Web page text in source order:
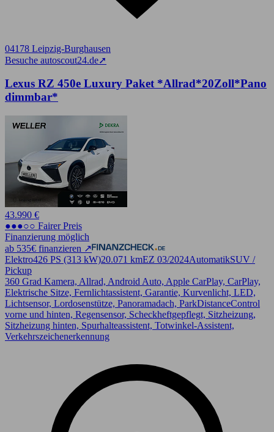
04178 Leipzig-Burghausen
Besuche autoscout24.de➚
Lexus RZ 450e Luxury Paket *Allrad*20Zoll*Pano
dimmbar*
43.990 €
●●●○○ Fairer Preis
Finanzierung möglich
ab 535€ finanzieren ↗
Elektro426 PS (313 kW)20.071 kmEZ 03/2024AutomatikSUV /
Pickup
360 Grad Kamera, Allrad, Android Auto, Apple CarPlay, CarPlay,
Elektrische Sitze, Fernlichtassistent, Garantie, Kurvenlicht, LED,
Lichtsensor, Lordosenstütze, Panoramadach, ParkDistanceControl
vorne und hinten, Regensensor, Scheckheftgepflegt, Sitzheizung,
Sitzheizung hinten, Spurhalteassistent, Totwinkel-Assistent,
Verkehrszeichenerkennung